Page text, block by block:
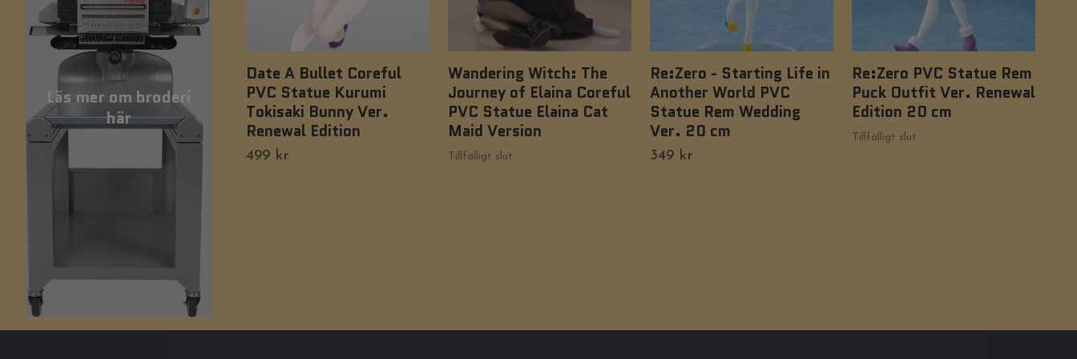
Läs mer om broderi
här
Date A Bullet Coreful
PVC Statue Kurumi
Tokisaki Bunny Ver.
Renewal Edition
499 kr
Wandering Witch: The
Journey of Elaina Coreful
PVC Statue Elaina Cat
Maid Version
Tillfälligt slut
Re:Zero - Starting Life in
Another World PVC
Statue Rem Wedding
Ver. 20 cm
349 kr
Re:Zero PVC Statue Rem
Puck Outfit Ver. Renewal
Edition 20 cm
Tillfälligt slut